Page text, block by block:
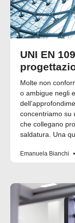
UNI EN
Molte non
o ambigue negli
concentriamo su
che collegano
saldatura. Una
Emanuela Bianchi